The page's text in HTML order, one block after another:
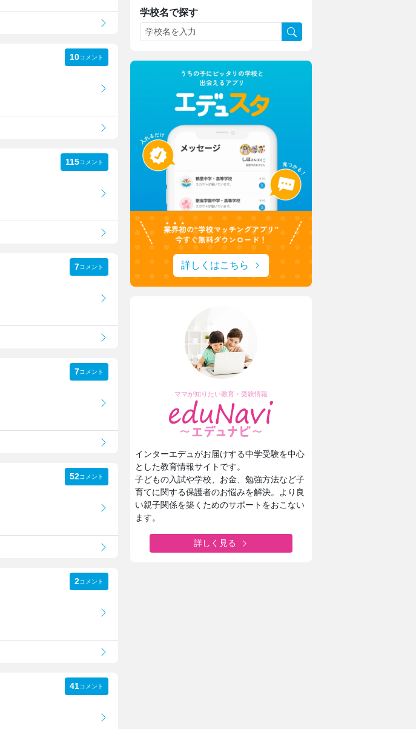
10コメント
115コメント
7コメント
7コメント
52コメント
2コメント
41コメント
学校名で探す
詳しくはこちら
ママが知りたい教育・受験情報
インターエデュがお届けする中学受験を中心
とした教育情報サイトです。
子どもの入試や学校、お金、勉強方法など子
育てに関する保護者のお悩みを解決。より良
い親子関係を築くためのサポートをおこない
ます。
詳しく見る